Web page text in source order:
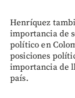
Henríquez
importancia de
político en
posiciones
importancia de
país.